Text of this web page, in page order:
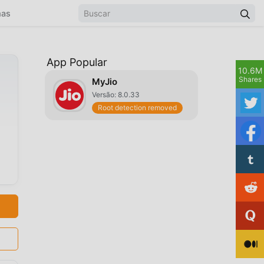
App Popular
MyJio
Versão: 8.0.33
Root detection removed
10.6M
Shares